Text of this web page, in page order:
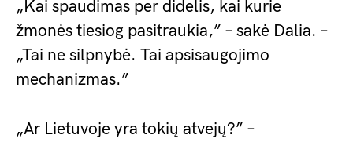
„Kai spaudimas per didelis, kai kurie
žmonės tiesiog pasitraukia,” – sakė Dalia. –
„Tai ne silpnybė. Tai apsisaugojimo
mechanizmas.”
„Ar Lietuvoje yra tokių atvejų?” –